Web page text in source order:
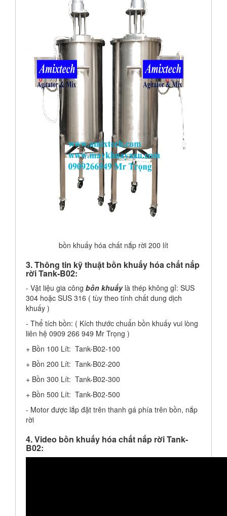
bồn khuấy hóa chất nắp rời 200 lít
3. Thông tin kỹ thuật bồn khuấy hóa chất nắp
rời Tank-B02:
- Vật liệu gia công bồn khuấylà thép không gỉ: SUS
304 hoặc SUS 316 ( tùy theo tính chất dung dịch
khuấy )
- Thể tích bồn: ( Kích thước chuẩn bồn khuấy vui lòng
liên hệ 0909 266 949 Mr Trọng )
+ Bồn 100 Lít: Tank-B02-100
+ Bồn 200 Lít: Tank-B02-200
+ Bồn 300 Lít: Tank-B02-300
+ Bồn 500 Lít: Tank-B02-500
- Motor được lắp đặt trên thanh gá phía trên bồn, nắp
rời
4. Video bồn khuấy hóa chất nắp rời Tank-
B02: